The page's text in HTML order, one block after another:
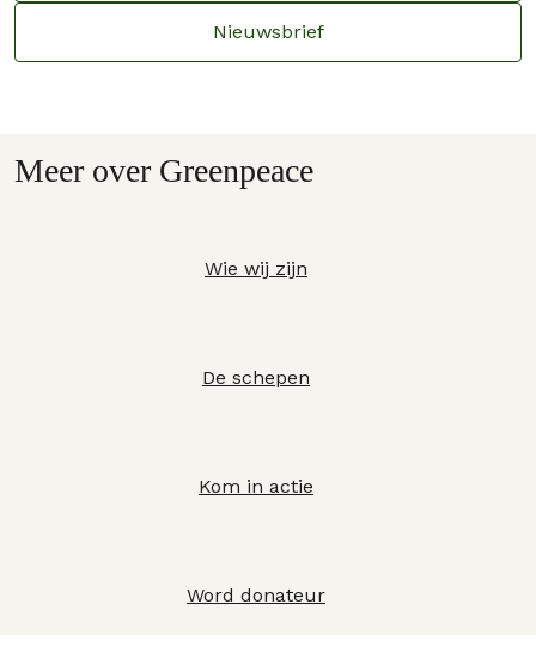
Nieuwsbrief
Meer over Greenpeace
Wie wij zijn
De schepen
Kom in actie
Word donateur